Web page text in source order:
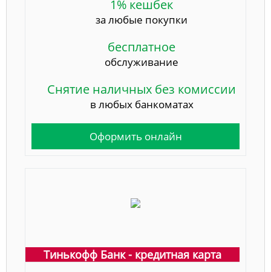
1% кешбек
за любые покупки
бесплатное
обслуживание
Снятие наличных без комиссии
в любых банкоматах
Оформить онлайн
Тинькофф Банк - кредитная карта